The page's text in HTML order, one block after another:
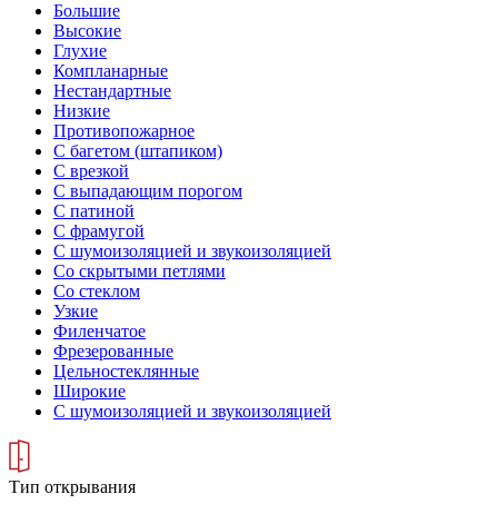
Большие
Высокие
Глухие
Компланарные
Нестандартные
Низкие
Противопожарное
С багетом (штапиком)
С врезкой
С выпадающим порогом
С патиной
С фрамугой
С шумоизоляцией и звукоизоляцией
Со скрытыми петлями
Со стеклом
Узкие
Филенчатое
Фрезерованные
Цельностеклянные
Широкие
С шумоизоляцией и звукоизоляцией
Тип открывания